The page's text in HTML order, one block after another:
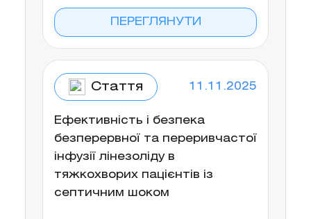
ПЕРЕГЛЯНУТИ
Стаття 11.11.2025
Ефективність і безпека
безперервної та переривчастої
інфузії лінезоліду в
тяжкохворих пацієнтів із
септичним шоком